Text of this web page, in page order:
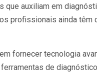
auxiliam em
profissionais ainda
fornecer tecnologia
de